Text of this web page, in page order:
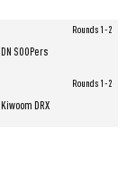
DN SOOPers
Rounds 1-2
Kiwoom DRX
Rounds 1-2